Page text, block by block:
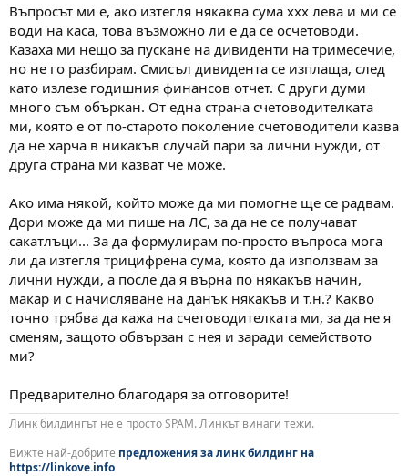
Въпросът ми е, ако изтегля някаква сума ххх лева и ми се
води на каса, това възможно ли е да се осчетоводи.
Казаха ми нещо за пускане на дивиденти на тримесечие,
но не го разбирам. Смисъл дивидента се изплаща, след
като излезе годишния финансов отчет. С други думи
много съм объркан. От една страна счетоводителката
ми, която е от по-старото поколение счетоводители казва
да не харча в никакъв случай пари за лични нужди, от
друга страна ми казват че може.
Ако има някой, който може да ми помогне ще се радвам.
Дори може да ми пише на ЛС, за да не се получават
сакатлъци... За да формулирам по-просто въпроса мога
ли да изтегля трицифрена сума, която да използвам за
лични нужди, а после да я върна по някакъв начин,
макар и с начисляване на данък някакъв и т.н.? Какво
точно трябва да кажа на счетоводителката ми, за да не я
сменям, защото обвързан с нея и заради семейството
ми?
Предварително благодаря за отговорите!
Линк билдингът не е просто SPAM. Линкът винаги тежи.
Вижте най-добрите предложения за линк билдинг на
https://linkove.info